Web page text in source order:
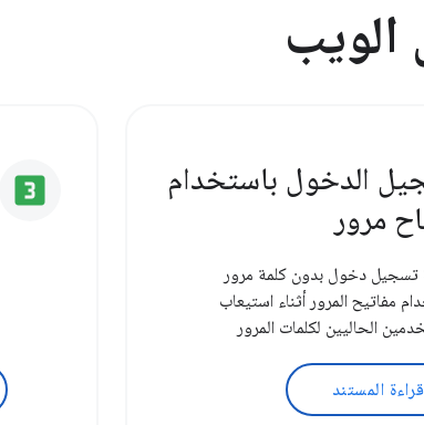
الويب
الدخول باستخدام
مرور
تسجيل دخول بدون كلمة مرور
مفاتيح المرور أثناء استيعاب
الحاليين لكلمات المرور
قراءة المستند
looks_3